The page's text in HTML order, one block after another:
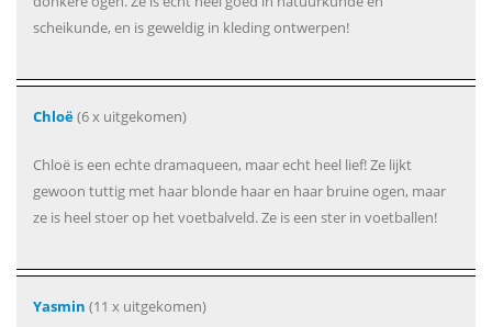
scheikunde, en is geweldig in kleding ontwerpen!
Chloë(6 x uitgekomen)
Chloë is een echte dramaqueen, maar echt heel lief! Ze lijkt
gewoon tuttig met haar blonde haar en haar bruine ogen, maar
ze is heel stoer op het voetbalveld. Ze is een ster in voetballen!
Yasmin (11 x uitgekomen)